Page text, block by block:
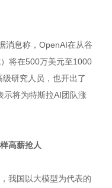
消息称，OpenAI在从谷
将在500万美元至1000
研究人员，也开出了
将为特斯拉AI团队涨
高薪抢人
我国以大模型为代表的